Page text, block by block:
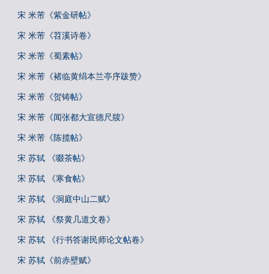
宋 米芾《紫金研帖》
宋 米芾《苕溪诗卷》
宋 米芾《蜀素帖》
宋 米芾《褚临黄绢本兰亭序跋赞》
宋 米芾《贺铸帖》
宋 米芾《闻张都大宣德尺牍》
宋 米芾《陈揽帖》
宋 苏轼 《啜茶帖》
宋 苏轼 《寒食帖》
宋 苏轼 《洞庭中山二赋》
宋 苏轼 《祭黄几道文卷》
宋 苏轼 《行书答谢民师论文帖卷》
宋 苏轼《前赤壁赋》